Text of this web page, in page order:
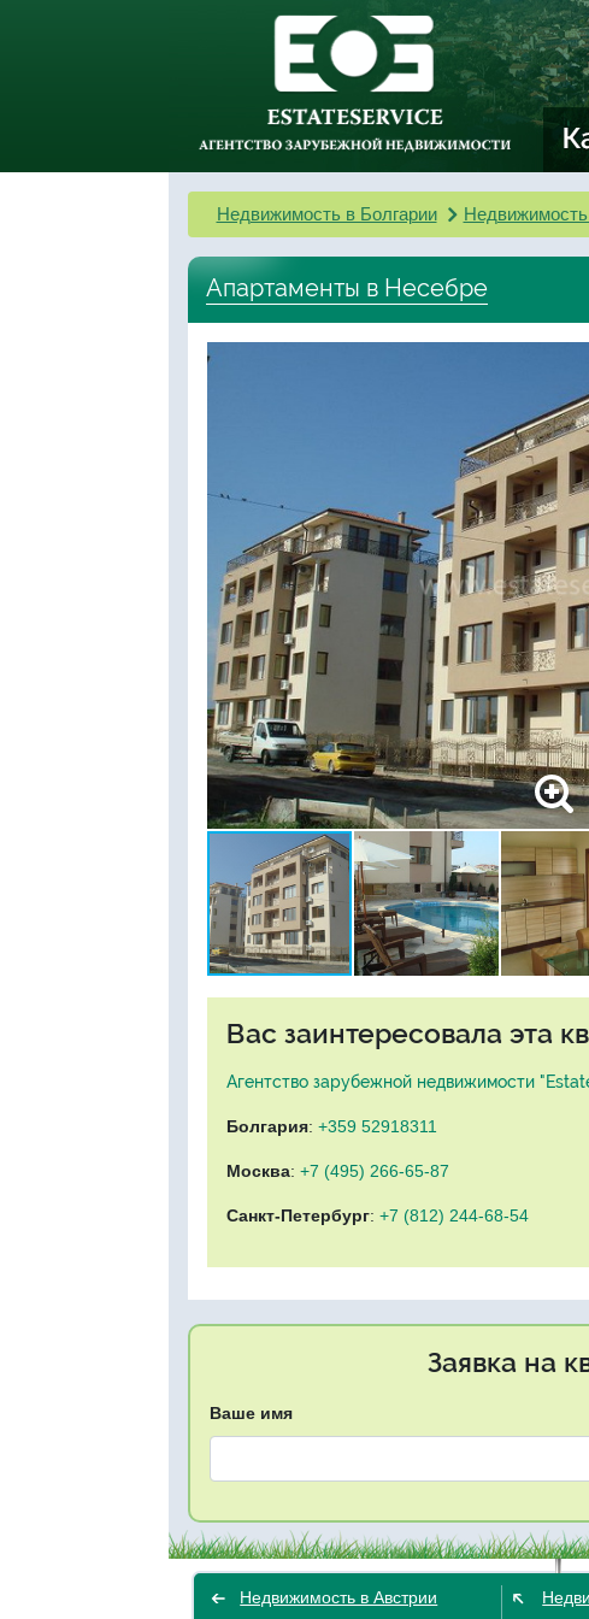
Недвижимость в Болгарии
Апартаменты в Несебре
Вас заинтересовала эта
Агентство зарубежной недвижимости
Болгария: +359 52918311
Москва: +7 (495) 266-65-87
Санкт-Петербург: +7 (812) 244-68-54
Заявка на
Ваше имя
Недвижимость в Австрии